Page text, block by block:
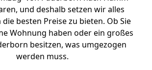
und deshalb setzen wir alles
besten Preise zu bieten. Ob Sie
Wohnung haben oder ein großes
besitzen, was umgezogen
werden muss.